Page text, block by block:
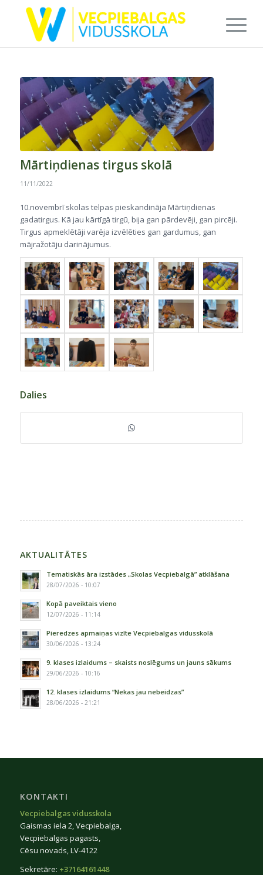
Mārtiņdienas tirgus skolā
11/11/2022
10.novembrī skolas telpas pieskandināja Mārtiņdienas
gadatirgus. Kā jau kārtīgā tirgū, bija gan pārdevēji, gan pircēji.
Tirgus apmeklētāji varēja izvēlēties gan gardumus, gan
mājražotāju darinājumus.
Dalies
AKTUALITĀTES
Tematiskās āra izstādes „Skolas Vecpiebalgā” atklāšana
28/07/2026 - 10:07
Kopā paveiktais vieno
12/07/2026 - 11:14
Pieredzes apmaiņas vizīte Vecpiebalgas vidusskolā
30/06/2026 - 13:24
9. klases izlaidums – skaists noslēgums un jauns sākums
29/06/2026 - 10:16
12. klases izlaidums “Nekas jau nebeidzas”
28/06/2026 - 21:21
KONTAKTI
Vecpiebalgas vidusskola
Gaismas iela 2, Vecpiebalga,
Vecpiebalgas pagasts,
Cēsu novads, LV-4122
Sekretāre: +37164161448